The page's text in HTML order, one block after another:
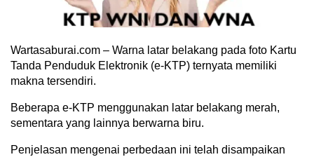
Wartasaburai.com – Warna latar belakang pada foto Kartu
Tanda Penduduk Elektronik (e-KTP) ternyata memiliki
makna tersendiri.
Beberapa e-KTP menggunakan latar belakang merah,
sementara yang lainnya berwarna biru.
Penjelasan mengenai perbedaan ini telah disampaikan